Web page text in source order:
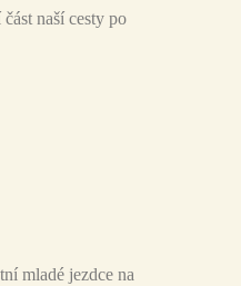
naší cesty po
mladé jezdce na